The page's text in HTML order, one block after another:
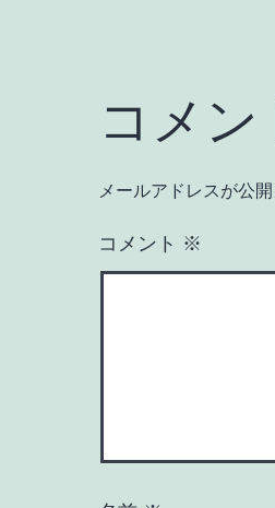
コメン
メールアドレスが公
コメント ※